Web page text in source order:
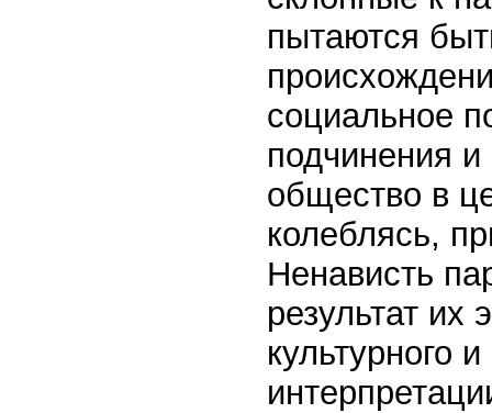
пытаются
социальное
подчинения
общество в
колеблясь,
Ненависть
результат
культурного